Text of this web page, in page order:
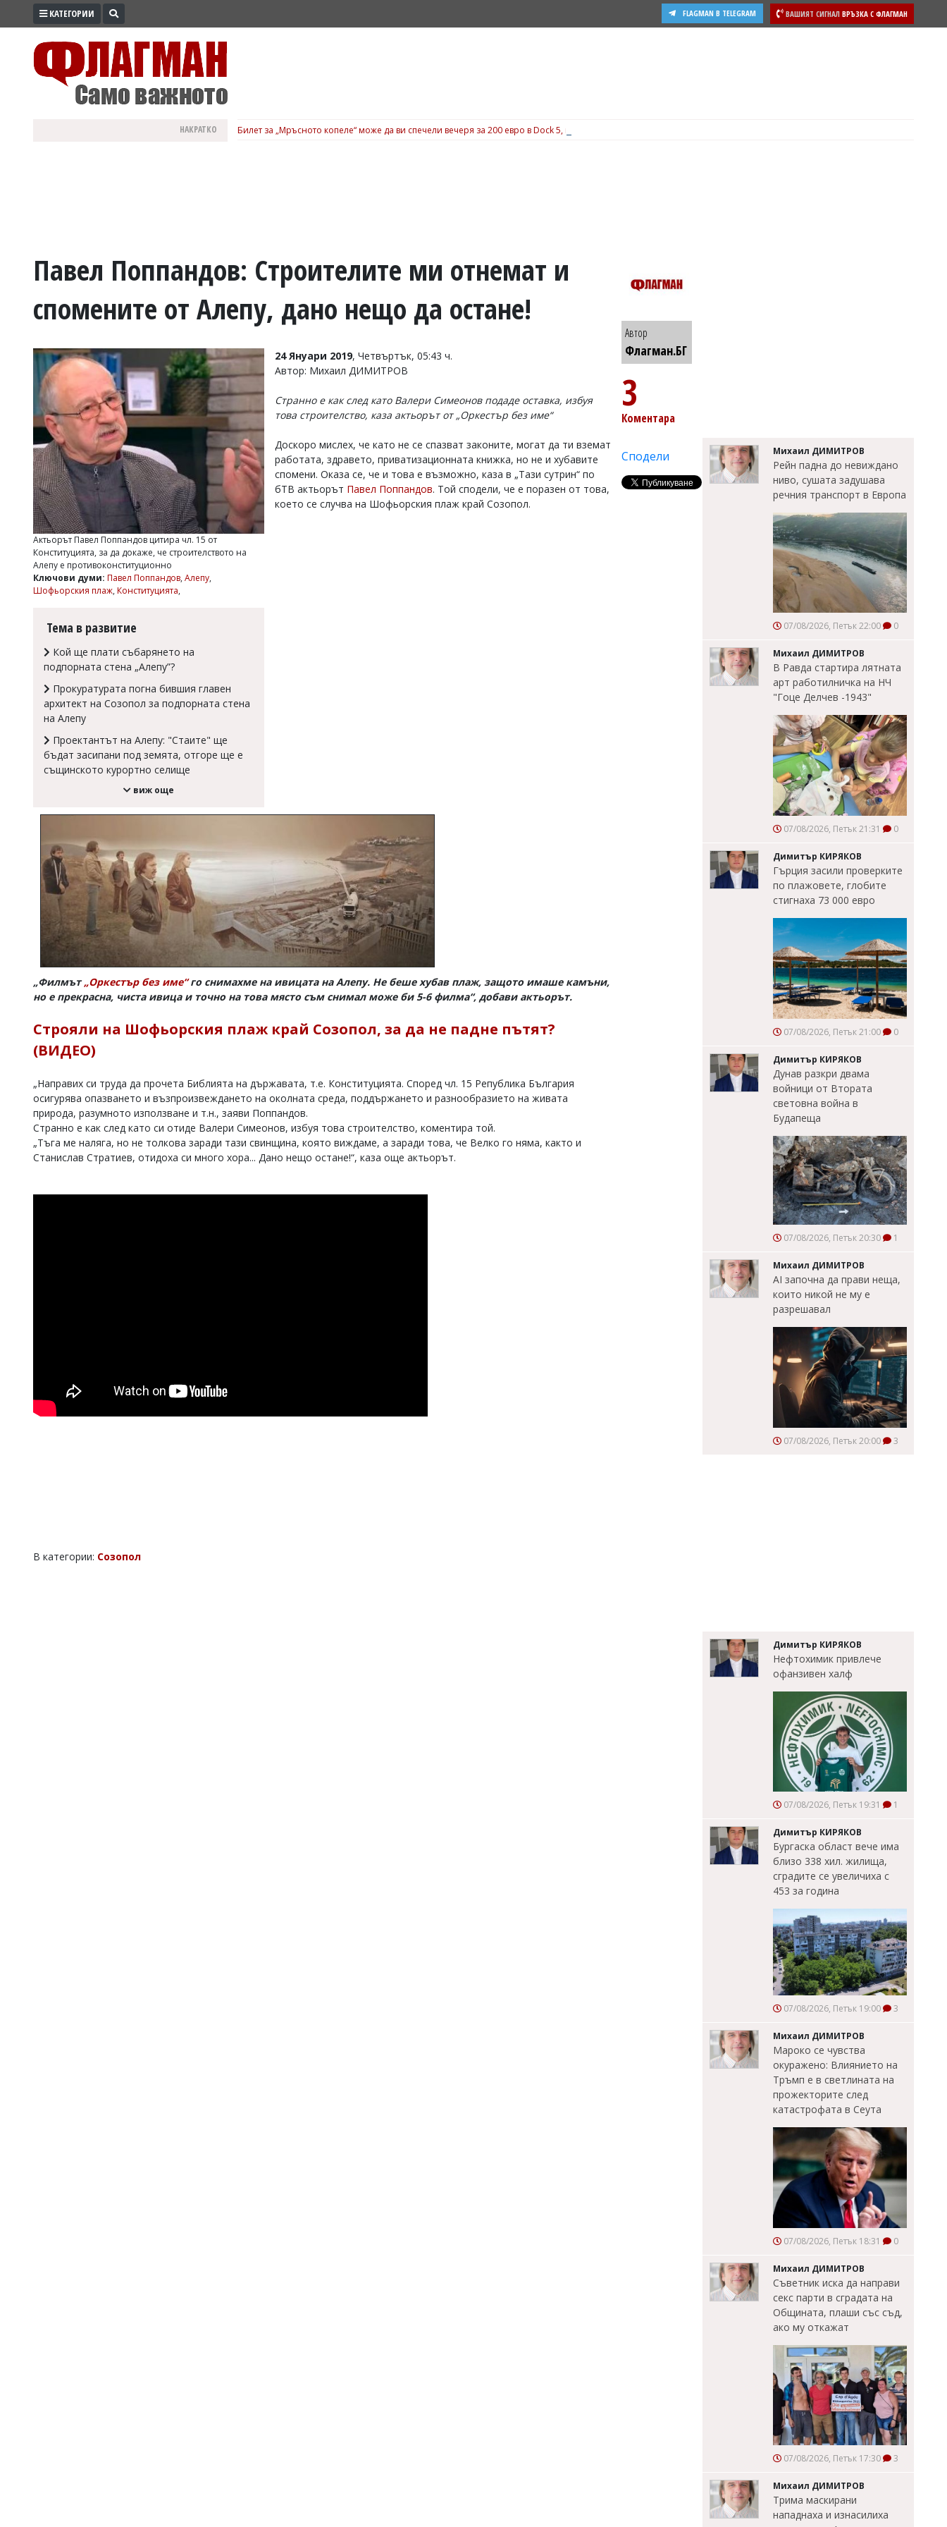
ПРОМО
ВОЙНАТА
УКРАЙНА
РАЗСЛЕДВАНЕ
БИЗНЕС
Управители:
Веселин
Василев,
v.vasilev@flagman.bg
Касабова,
k.kassabova@flagman.bg
Главен
редактор:
Колев,
office@flagman.bg
Коментарите
читателите
редакцията
сигнализирайте
КАТЕГОРИИ ВАШИЯТ СИГНАЛ ВРЪЗКА С ФЛАГМАН
FLAGMAN В TELEGRAM
НАКРАТКО Билет за „Мръсното копеле“ може да ви спечели вечеря за 200 евро в Dock 5, вижте подробности
Павел Поппандов: Строителите ми отнемат и
спомените от Алепу, дано нещо да остане!
Актьорът Павел Поппандов цитира чл. 15 от
Конституцията, за да докаже, че строителството на
Алепу е противоконституционно
Ключови думи: Павел Поппандов, Алепу,
Шофьорския плаж, Конституцията,
Тема в развитие
Кой ще плати събарянето на
подпорната стена „Алепу”?
Прокуратурата погна бившия главен
архитект на Созопол за подпорната стена
на Алепу
Проектантът на Алепу: "Стаите" ще
бъдат засипани под земята, отгоре ще е
същинското курортно селище
виж още
24 Януари 2019, Четвъртък, 05:43 ч.
Автор: Михаил ДИМИТРОВ
Странно е как след като Валери Симеонов подаде оставка, избуя
това строителство, каза актьорът от „Оркестър без име“
Доскоро мислeх, че като не се спазват законите, могат да ти вземат
работата, здравето, приватизационната книжка, но не и хубавите
спомени. Оказа се, че и това е възможно, каза в „Тази сутрин“ по
бТВ актьорът Павел Поппандов. Той сподели, че е поразен от това,
което се случва на Шофьорския плаж край Созопол.
„Филмът„Оркестър без име“го снимахме на ивицата на Алепу. Не беше хубав плаж, защото имаше камъни,
но е прекрасна, чиста ивица и точно на това място съм снимал може би 5-6 филма“, добави актьорът.
Строяли на Шофьорския плаж край Созопол, за да не падне пътят?
(ВИДЕО)
„Направих си труда да прочета Библията на държавата, т.е. Конституцията. Според чл. 15 Република България
осигурява опазването и възпроизвеждането на околната среда, поддържането и разнообразието на живата
природа, разумното използване и т.н., заяви Поппандов.
Странно е как след като си отиде Валери Симеонов, избуя това строителство, коментира той.
„Тъга ме наляга, но не толкова заради тази свинщина, която виждаме, а заради това, че Велко го няма, както и
Станислав Стратиев, отидоха си много хора... Дано нещо остане!“, каза още актьорът.
В категории: Созопол
Автор
Флагман.БГ
3
Коментара
Сподели Михаил ДИМИТРОВ
Рейн падна до невиждано
ниво, сушата задушава
речния транспорт в Европа
07/08/2026, Петък 22:00 0
Михаил ДИМИТРОВ
В Равда стартира лятната
арт работилничка на НЧ
"Гоце Делчев -1943"
07/08/2026, Петък 21:31 0
Димитър КИРЯКОВ
Гърция засили проверките
по плажовете, глобите
стигнаха 73 000 евро
07/08/2026, Петък 21:00 0
Димитър КИРЯКОВ
Дунав разкри двама
войници от Втората
световна война в
Будапеща
07/08/2026, Петък 20:30 1
Михаил ДИМИТРОВ
AI започна да прави неща,
които никой не му е
разрешавал
07/08/2026, Петък 20:00 3
Димитър КИРЯКОВ
Нефтохимик привлече
офанзивен халф
07/08/2026, Петък 19:31 1
Димитър КИРЯКОВ
Бургаска област вече има
близо 338 хил. жилища,
сградите се увеличиха с
453 за година
07/08/2026, Петък 19:00 3
Михаил ДИМИТРОВ
Мароко се чувства
окуражено: Влиянието на
Тръмп е в светлината на
прожекторите след
катастрофата в Сеута
07/08/2026, Петък 18:31 0
Михаил ДИМИТРОВ
Съветник иска да направи
секс парти в сградата на
Общината, плаши със съд,
ако му откажат
07/08/2026, Петък 17:30 3
Михаил ДИМИТРОВ
Трима маскирани
нападнаха и изнасилиха